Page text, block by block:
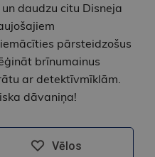
daudzu citu Disneja
pārsteidzošus
brīnumainus
ar detektīvmīklām.
dāvaniņa!
Vēlos